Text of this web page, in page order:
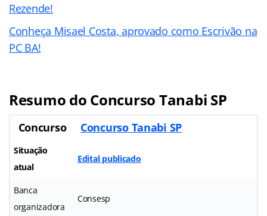
Rezende!
Conheça Misael Costa, aprovado como Escrivão na
PC BA!
Resumo do Concurso Tanabi SP
Concurso Concurso Tanabi SP
Situação
atual
Edital publicado
Banca
organizadora
Consesp